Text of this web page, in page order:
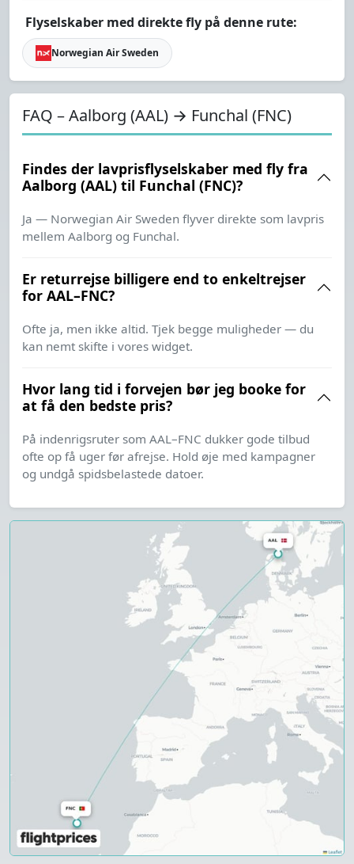
Flyselskaber med direkte fly på denne rute:
Norwegian Air Sweden
FAQ – Aalborg (AAL) → Funchal (FNC)
Findes der lavprisflyselskaber med fly fra
Aalborg (AAL) til Funchal (FNC)?
Ja — Norwegian Air Sweden flyver direkte som lavpris
mellem Aalborg og Funchal.
Er returrejse billigere end to enkeltrejser
for AAL–FNC?
Ofte ja, men ikke altid. Tjek begge muligheder — du
kan nemt skifte i vores widget.
Hvor lang tid i forvejen bør jeg booke for
at få den bedste pris?
På indenrigsruter som AAL–FNC dukker gode tilbud
ofte op få uger før afrejse. Hold øje med kampagner
og undgå spidsbelastede datoer.